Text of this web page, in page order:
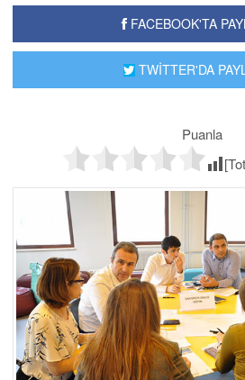
FACEBOOK'TA
TWİTTER'DA
Puanla